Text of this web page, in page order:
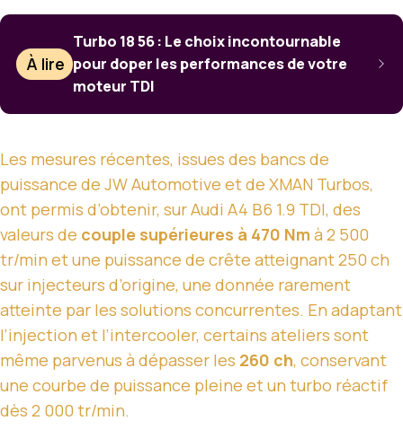
À lire
Turbo 18 56 : Le choix incontournable
pour doper les performances de votre
moteur TDI
Les mesures récentes, issues des bancs de
puissance de JW Automotive et de XMAN Turbos,
ont permis d’obtenir, sur Audi A4 B6 1.9 TDI, des
valeurs de couple supérieures à 470 Nm à 2 500
tr/min et une puissance de crête atteignant 250 ch
sur injecteurs d’origine, une donnée rarement
atteinte par les solutions concurrentes. En adaptant
l’injection et l’intercooler, certains ateliers sont
même parvenus à dépasser les 260 ch, conservant
une courbe de puissance pleine et un turbo réactif
dès 2 000 tr/min.